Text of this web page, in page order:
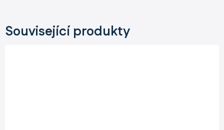
Související produkty